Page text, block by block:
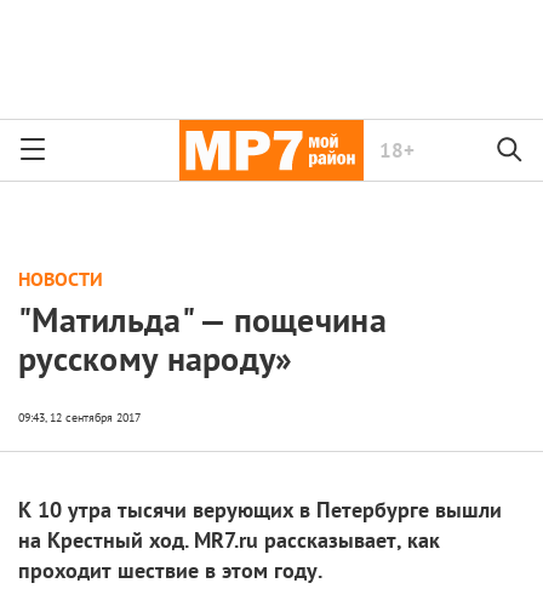
18+
НОВОСТИ
"Матильда" — пощечина
русскому народу»
К 10 утра тысячи верующих в Петербурге вышли
на Крестный ход. MR7.ru рассказывает, как
проходит шествие в этом году.